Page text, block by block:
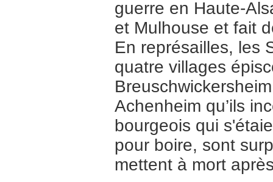
guerre en Haute-
et Mulhouse et fait
En représailles, les
quatre villages
Achenheim qu’ils
bourgeois qui
pour boire, sont
mettent à mort